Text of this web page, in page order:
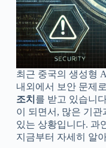
최근 중국의 생성형
내외에서 보안 문제
조치 를 받고 있습니
이 되면서, 많은 기
있는 상황입니다. 과
지금부터 자세히 알